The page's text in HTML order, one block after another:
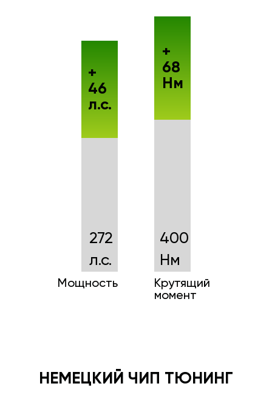
272
л.с.
Мощность
+
46
л.с.
400
Нм
Крутящий
момент
+
68
Нм
НЕМЕЦКИЙ ЧИП ТЮНИНГ